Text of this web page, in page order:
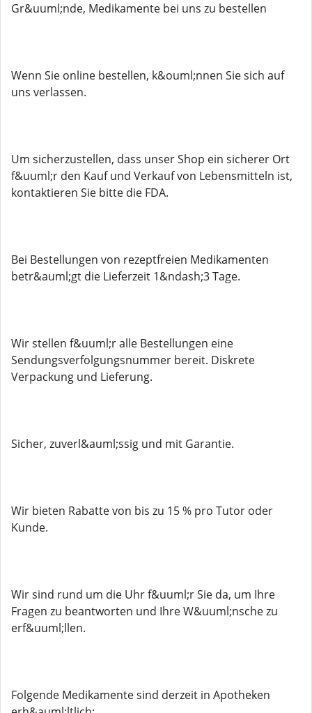
Gr&uuml;nde, Medikamente bei uns zu bestellen
Wenn Sie online bestellen, k&ouml;nnen Sie sich auf
uns verlassen.
Um sicherzustellen, dass unser Shop ein sicherer Ort
f&uuml;r den Kauf und Verkauf von Lebensmitteln ist,
kontaktieren Sie bitte die FDA.
Bei Bestellungen von rezeptfreien Medikamenten
betr&auml;gt die Lieferzeit 1&ndash;3 Tage.
Wir stellen f&uuml;r alle Bestellungen eine
Sendungsverfolgungsnummer bereit. Diskrete
Verpackung und Lieferung.
Sicher, zuverl&auml;ssig und mit Garantie.
Wir bieten Rabatte von bis zu 15 % pro Tutor oder
Kunde.
Wir sind rund um die Uhr f&uuml;r Sie da, um Ihre
Fragen zu beantworten und Ihre W&uuml;nsche zu
erf&uuml;llen.
Folgende Medikamente sind derzeit in Apotheken